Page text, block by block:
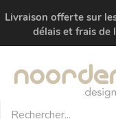
Livraison offerte sur
délais et frais de